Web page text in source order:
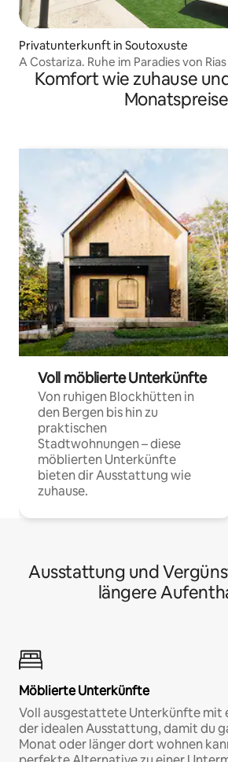
Privatunterkunft in Soutoxuste
A Costariza. Ruhe im Paradies von Rias
Komfort wie zuhause
Monatspreise
Voll möblierte Unterkünfte
Von ruhigen Blockhütten in
den Bergen bis hin zu
praktischen
Stadtwohnungen – diese
möblierten Unterkünfte
bieten dir Ausstattung wie
zuhause.
Ausstattung und
längere
Möblierte Unterkünfte
Voll ausgestattete Unterkünfte mit
der idealen Ausstattung, damit du
Monat oder länger dort wohnen